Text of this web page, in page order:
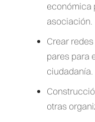
económica
asociación.
Crear
pares para
ciudadanía.
otras